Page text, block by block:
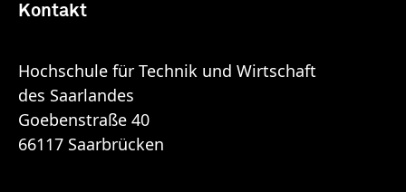
Kontakt
Hochschule für Technik und Wirtschaft
des Saarlandes
Goebenstraße 40
66117 Saarbrücken